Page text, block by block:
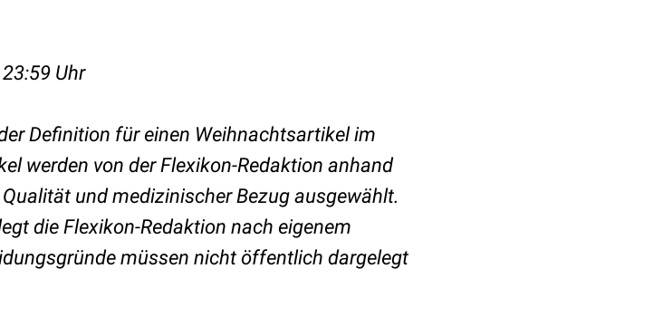
Uhr
Definition für einen Weihnachtsartikel im
werden von der Flexikon-Redaktion anhand
und medizinischer Bezug ausgewählt.
die Flexikon-Redaktion nach eigenem
müssen nicht öffentlich dargelegt